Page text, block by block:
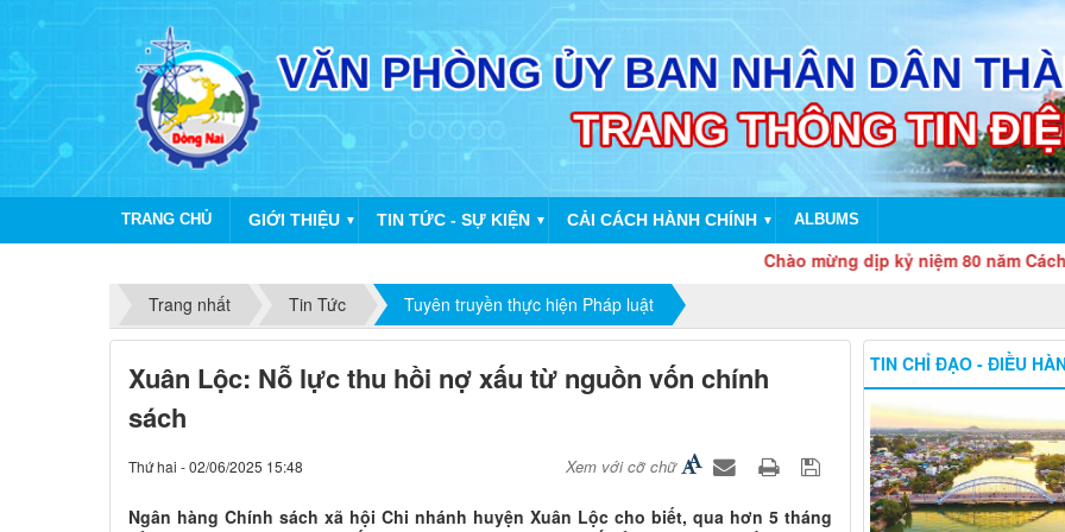
TRANG CHỦ GIỚI THIỆU ▼ TIN TỨC - SỰ KIỆN ▼ CẢI CÁCH HÀNH CHÍNH ▼ ALBUMS
Chào mừng dịp kỷ niệm 80 năm Cách
Trang nhất
Tin Tức Tuyên truyền thực hiện Pháp luật
Xuân Lộc: Nỗ lực thu hồi nợ xấu từ nguồn vốn chính
sách
Thứ hai - 02/06/2025 15:48 Xem với cỡ chữ
Ngân hàng Chính sách xã hội Chi nhánh huyện Xuân Lộc cho biết, qua hơn 5 tháng
TIN CHỈ ĐẠO - ĐIỀU